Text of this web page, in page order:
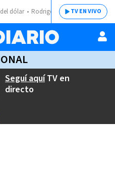
dólar Rodrigo ChavesTV EN VIVO
Seguí aquíTV en
directo